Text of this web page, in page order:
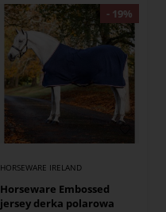
HORSEWARE IRELAND
Horseware Embossed
jersey derka polarowa